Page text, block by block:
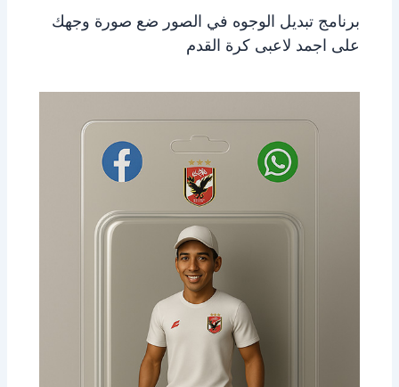
برنامج تبديل الوجوه في الصور ضع صورة وجهك
على اجمد لاعبى كرة القدم